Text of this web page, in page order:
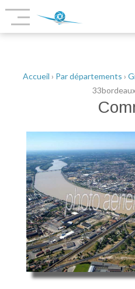
Accueil › Par départements ›